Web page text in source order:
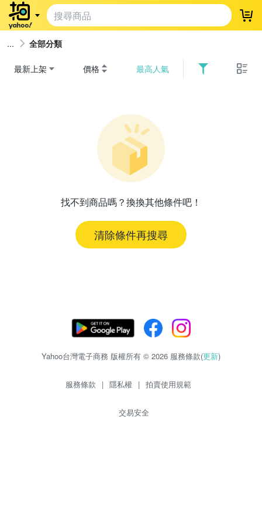
登
全部分類
最新上架 價格 最高人氣
找不到商品嗎？換換其他條件吧！
清除條件再搜尋
Yahoo台灣電子商務 版權所有 © 2026 服務條款(更新)
服務條款 | 隱私權 | 拍賣使用規範
交易安全